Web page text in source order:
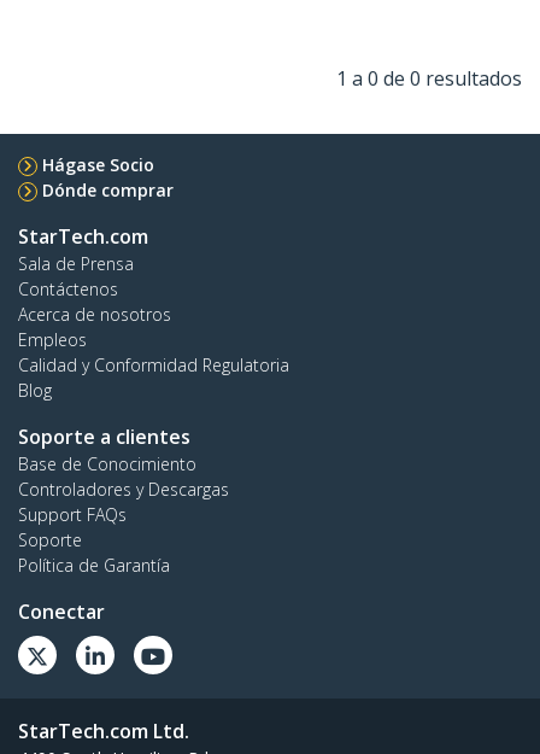
1 a 0 de 0 resultados
Hágase Socio
Dónde comprar
StarTech.com
Sala de Prensa
Contáctenos
Acerca de nosotros
Empleos
Calidad y Conformidad Regulatoria
Blog
Soporte a clientes
Base de Conocimiento
Controladores y Descargas
Support FAQs
Soporte
Política de Garantía
Conectar
StarTech.com Ltd.